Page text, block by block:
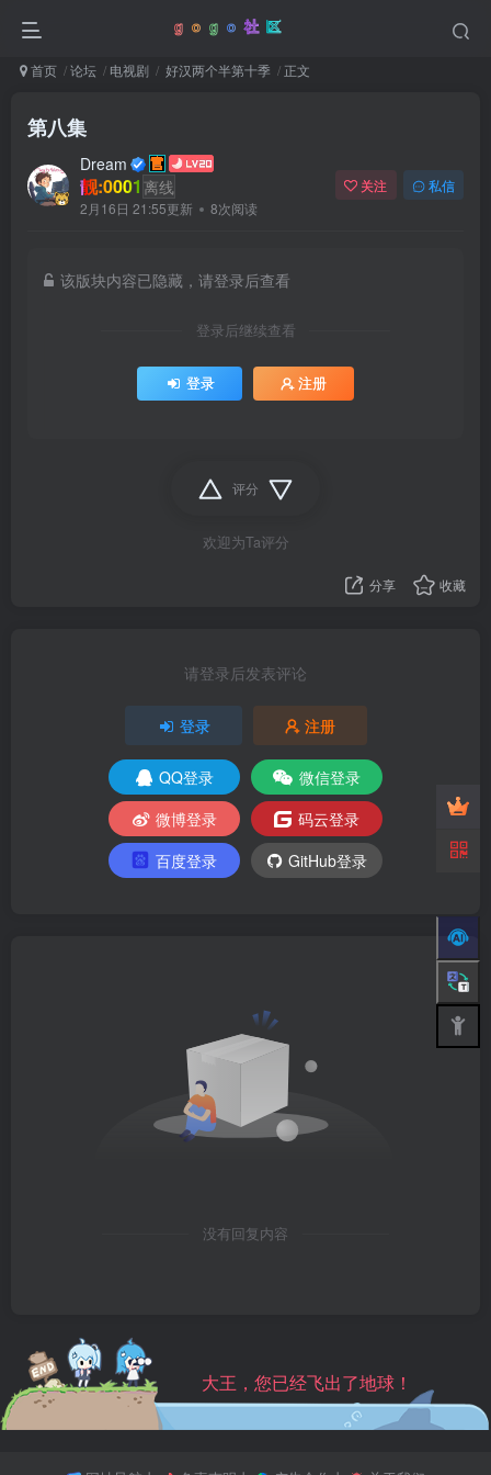
首页 论坛 电视剧 好汉两个半第十季 正文
第八集
Dream
靓:0001 离线
2月16日 21:55更新 8次阅读
关注 私信
该版块内容已隐藏，请登录后查看
登录后继续查看
登录 注册
评分
欢迎为Ta评分
分享 收藏
请登录后发表评论
登录 注册
QQ登录
微信登录
微博登录
码云登录
百度登录
GitHub登录
没有回复内容
大王，您已经飞出了地球！